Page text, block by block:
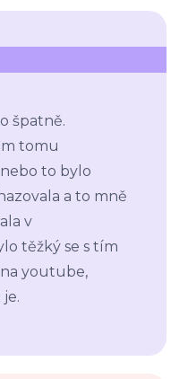
špatně.
tomu
to bylo
a to mně
v
těžký se s tím
youtube,